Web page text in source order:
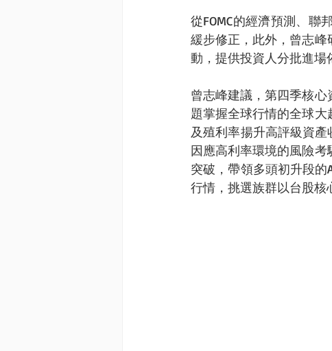
從FOMC的經濟預測、聯
緩步修正，此外，曾志
動，提供投資人分批進場
曾志峰建議，第四季核
題掌握全球行情的全球大
及殖利率揚升高評級資
因應高利率環境的風險
突破，帶領多頭初升段
行情，挑選族群以台股核